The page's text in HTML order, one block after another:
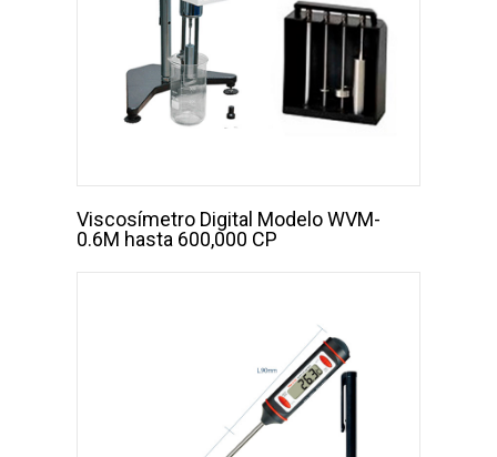
Viscosímetro Digital Modelo WVM-
0.6M hasta 600,000 CP